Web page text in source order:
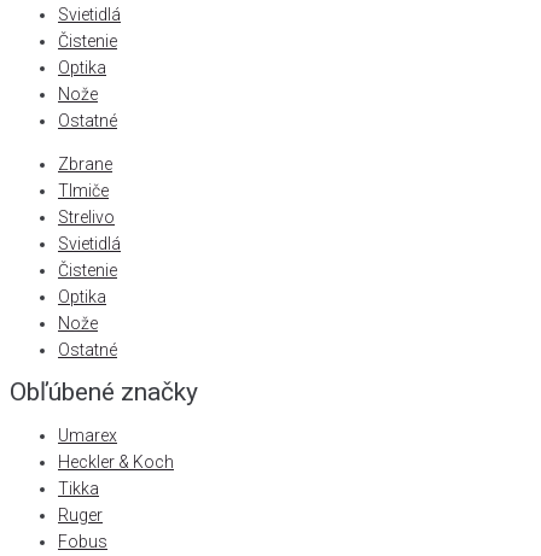
Svietidlá
Čistenie
Optika
Nože
Ostatné
Zbrane
Tlmiče
Strelivo
Svietidlá
Čistenie
Optika
Nože
Ostatné
Obľúbené značky
Umarex
Heckler & Koch
Tikka
Ruger
Fobus